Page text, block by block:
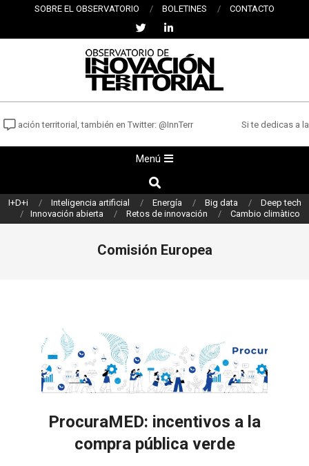
contenido
SOBRE EL OBSERVATORIO BOLETINES CONTACTO
OBSERVATORIO
DE
INNOVACIÓN
TERRITORIAL
territorial, también en Twitter: @InnTerr Si te dedicas a
principal
Menú
Buscar
I+D+i Inteligencia artificial Energía Big data
Deep tech
Innovación abierta
Retos de innovación Cambio climàtico
Comisión Europea
ProcuraMED: incentivos a la
compra pública verde